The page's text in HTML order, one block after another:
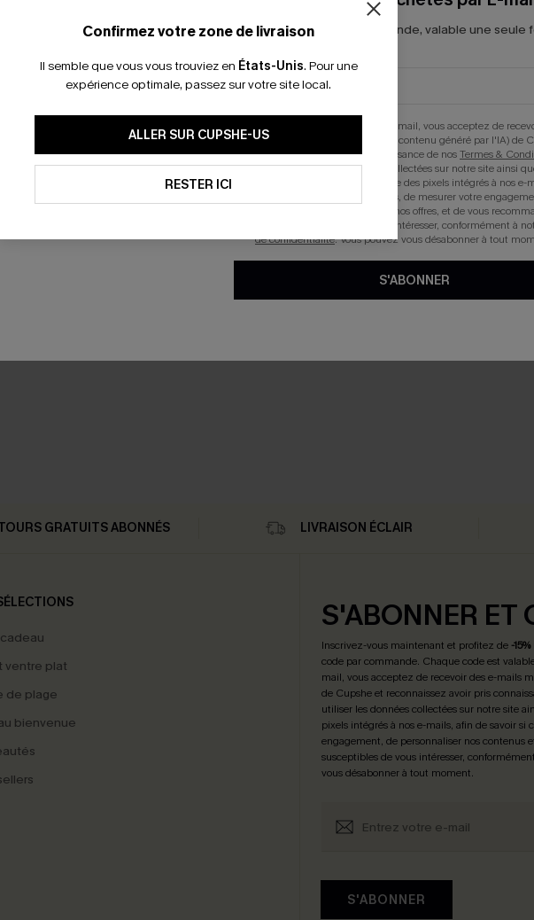
Confirmez votre zone de livraison
Il semble que vous vous trouviez en États-Unis. Pour une
expérience optimale, passez sur votre site local.
ALLER SUR CUPSHE-US
RESTER ICI
GRATUITS ABONNÉS LIVRAISON ÉCLAIR
ventre plat
de plage
bienvenue
S'ABONNER ET
Inscrivez-vous maintenant et profitez de -
code par commande. Chaque code est
mail, vous acceptez de recevoir des e-mails
de Cupshe et reconnaissez avoir pris
utiliser les données collectées sur notre site
pixels intégrés à nos e-mails, afin de savoir
engagement, de personnaliser nos contenus
susceptibles de vous intéresser,
vous désabonner à tout moment.
S'ABONNER
*Un code par commande, valable une seule
En soumettant votre adresse e-mail, vous acceptez de
mails marketing (y compris du contenu généré par l'IA) de
reconnaissez avoir pris connaissance de nosTermes &
pouvons utiliser les données collectées sur notre site ainsi
technologies de suivi, telles que des pixels intégrés à nos e-
savoir si ceux-ci ont été ouverts, de mesurer votre
personnaliser nos contenus et nos offres, et de vous
produits susceptibles de vous intéresser, conformément à
de confidentialité. Vous pouvez vous désabonner à tout
S'ABONNER